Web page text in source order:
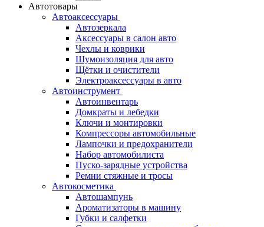
Автотовары
Автоаксессуары
Автозеркала
Аксессуары в салон авто
Чехлы и коврики
Шумоизоляция для авто
Щётки и очистители
Электроаксессуары в авто
Автоинструмент
Автоинвентарь
Домкраты и лебедки
Ключи и монтировки
Компрессоры автомобильные
Лампочки и предохранители
Набор автомобилиста
Пуско-зарядные устройства
Ремни стяжные и тросы
Автокосметика
Автошампунь
Ароматизаторы в машину
Губки и салфетки